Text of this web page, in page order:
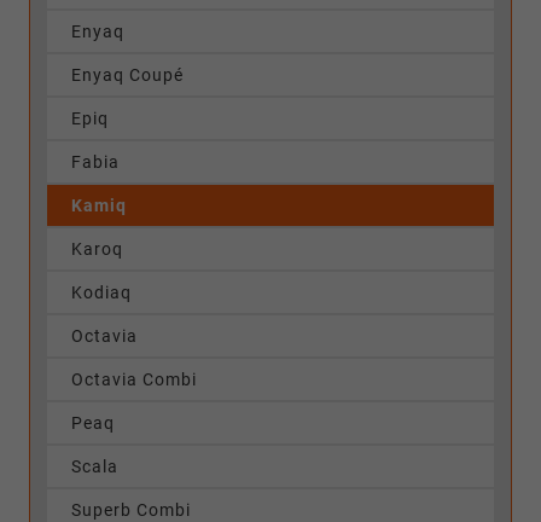
Enyaq
Enyaq Coupé
Epiq
Fabia
Kamiq
Karoq
Kodiaq
Octavia
Octavia Combi
Peaq
Scala
Superb Combi